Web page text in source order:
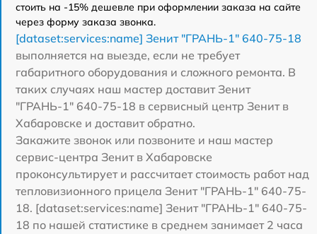
стоить на -15% дешевле при оформлении заказа на сайте
через форму заказа звонка.
[dataset:services:name] Зенит "ГРАНЬ-1" 640-75-18
выполняется на выезде, если не требует
габаритного оборудования и сложного ремонта. В
таких случаях наш мастер доставит Зенит
"ГРАНЬ-1" 640-75-18 в сервисный центр Зенит в
Хабаровске и доставит обратно.
Закажите звонок или позвоните и наш мастер
сервис-центра Зенит в Хабаровске
проконсультирует и рассчитает стоимость работ над
тепловизионного прицела Зенит "ГРАНЬ-1" 640-75-
18. [dataset:services:name] Зенит "ГРАНЬ-1" 640-75-
18 по нашей статистике в среднем занимает 2 часа